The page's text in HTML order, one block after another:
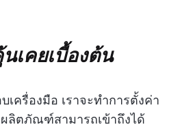
เคยเบื้องต้น
เครื่องมือ เราจะทำการตั้งค่า
ลิตภัณฑ์สามารถเข้าถึงได้